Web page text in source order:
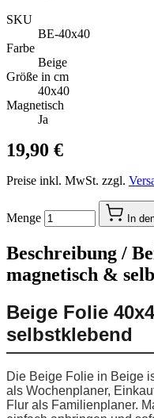
SKU
BE-40x40
Farbe
Beige
Größe in cm
40x40
Magnetisch
Ja
19,90 €
Preise inkl. MwSt. zzgl.
Menge In
Beschreibung /
magnetisch &
Beige Folie
selbstklebend
Die Beige Folie in Beige
als Wochenplaner,
Flur als Familienplaner.